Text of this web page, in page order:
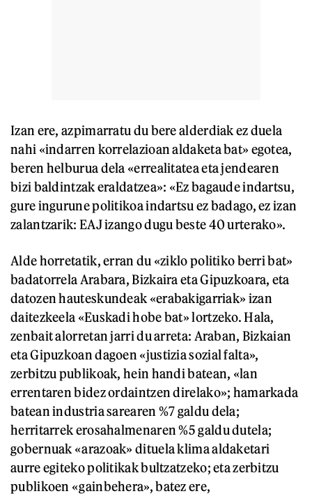
Izan ere, azpimarratu du bere alderdiak ez duela
nahi «indarren korrelazioan aldaketa bat» egotea,
beren helburua dela «errealitatea eta jendearen
bizi baldintzak eraldatzea»: «Ez bagaude indartsu,
gure ingurune politikoa indartsu ez badago, ez izan
zalantzarik: EAJ izango dugu beste 40 urterako».
Alde horretatik, erran du «ziklo politiko berri bat»
badatorrela Arabara, Bizkaira eta Gipuzkoara, eta
datozen hauteskundeak «erabakigarriak» izan
daitezkeela «Euskadi hobe bat» lortzeko. Hala,
zenbait alorretan jarri du arreta: Araban, Bizkaian
eta Gipuzkoan dagoen «justizia sozial falta»,
zerbitzu publikoak, hein handi batean, «lan
errentaren bidez ordaintzen direlako»; hamarkada
batean industria sarearen %7 galdu dela;
herritarrek erosahalmenaren %5 galdu dutela;
gobernuak «arazoak» dituela klima aldaketari
aurre egiteko politikak bultzatzeko; eta zerbitzu
publikoen «gainbehera», batez ere,